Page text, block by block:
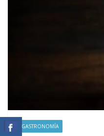
GASTRONOMÍA